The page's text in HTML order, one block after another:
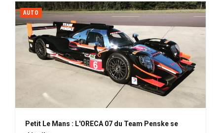
AUTO
Petit Le Mans : L'ORECA 07 du Team Penske se